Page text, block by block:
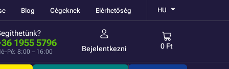
Blog Cégeknek Elérhetőség HU
1955 5796
8:00 – 16:00 Bejelentkezni 0 Ft